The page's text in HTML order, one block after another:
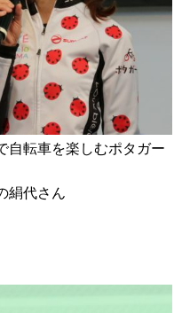
自転車を楽しむポタガー
絹代さん